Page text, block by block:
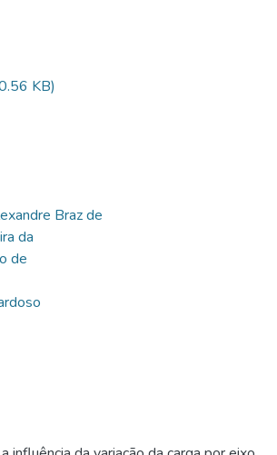
KB)
Braz de
da
de